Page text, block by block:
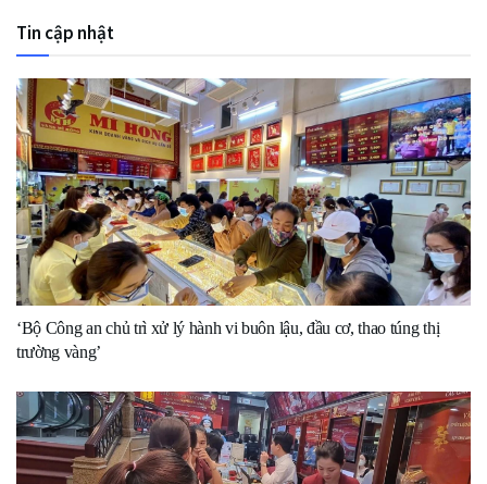
Tin cập nhật
‘Bộ Công an chủ trì xử lý hành vi buôn lậu, đầu cơ, thao túng thị
trường vàng’